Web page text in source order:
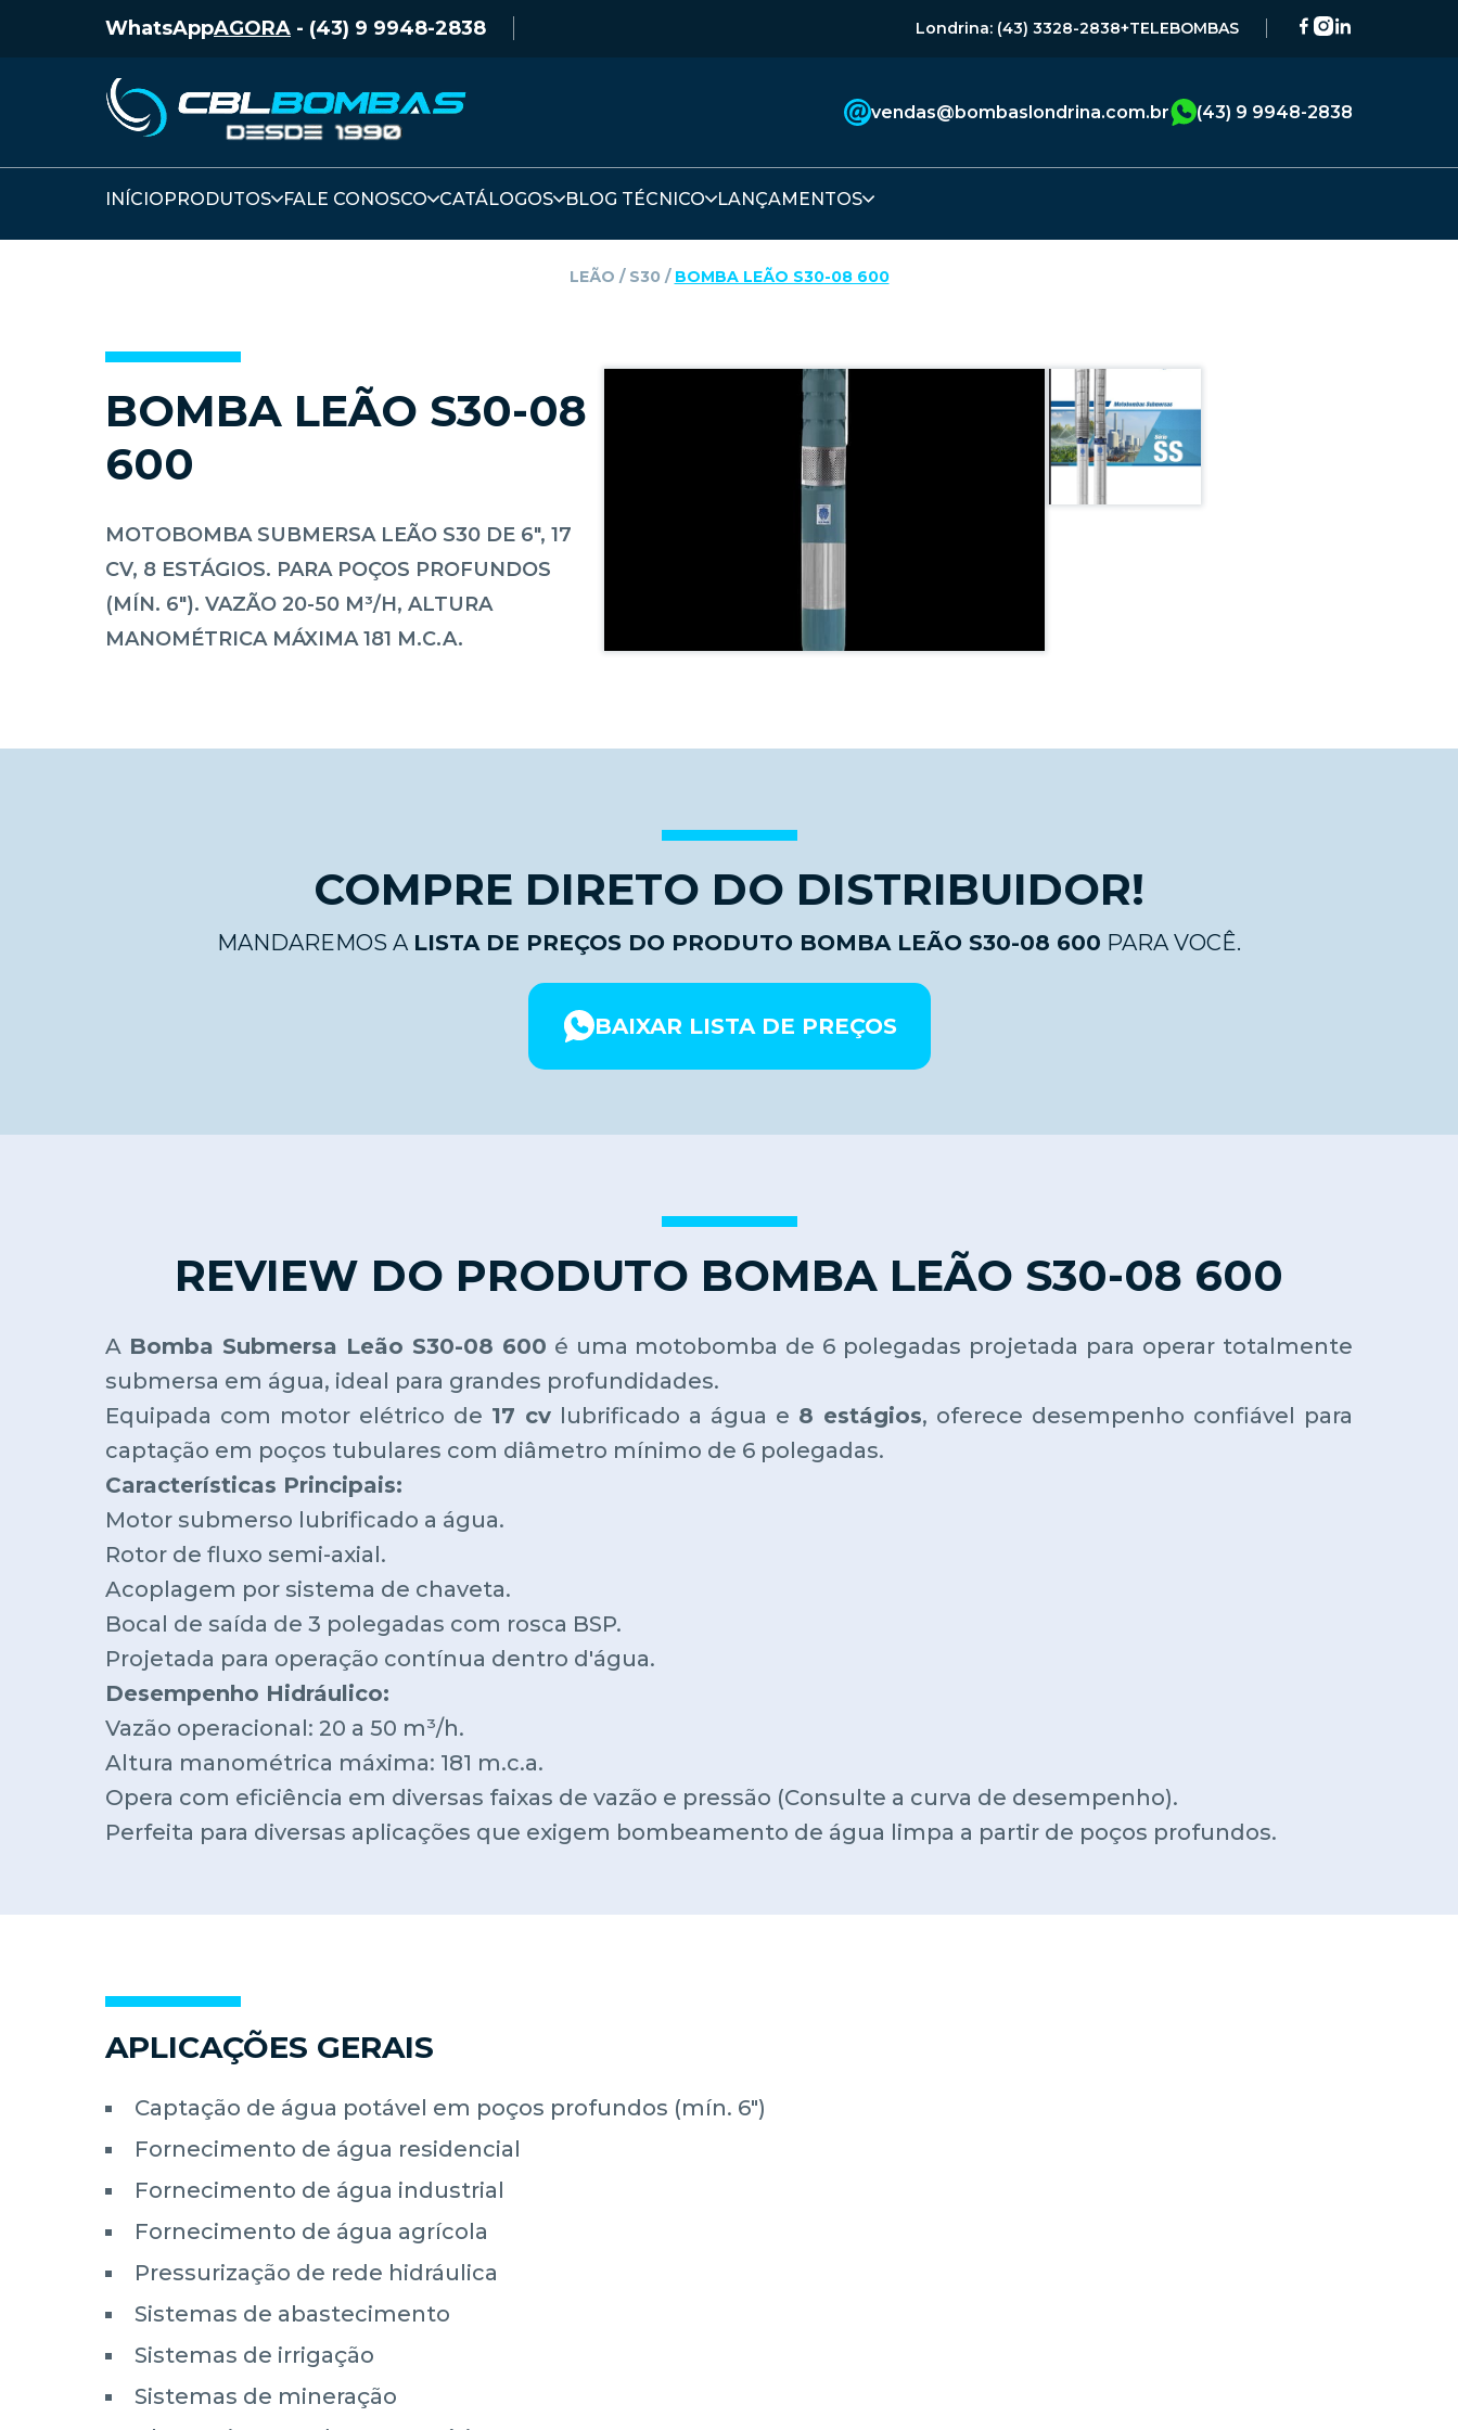
WhatsAppAGORA - (43) 9 9948-2838 Londrina: (43) 3328-2838+TELEBOMBAS
vendas@bombaslondrina.com.br (43) 9 9948-2838
INÍCIOPRODUTOS FALE CONOSCO CATÁLOGOS BLOG TÉCNICO LANÇAMENTOS
LEÃO ‎ / ‎ S30 ‎ / ‎ BOMBA LEÃO S30-08 600
BOMBA LEÃO S30-08
600
MOTOBOMBA SUBMERSA LEÃO S30 DE 6", 17
CV, 8 ESTÁGIOS. PARA POÇOS PROFUNDOS
(MÍN. 6"). VAZÃO 20-50 M³/H, ALTURA
MANOMÉTRICA MÁXIMA 181 M.C.A.
COMPRE DIRETO DO DISTRIBUIDOR!
MANDAREMOS A LISTA DE PREÇOS DO PRODUTO BOMBA LEÃO S30-08 600 PARA VOCÊ.
BAIXAR LISTA DE PREÇOS
REVIEW DO PRODUTO BOMBA LEÃO S30-08 600
A Bomba Submersa Leão S30-08 600 é uma motobomba de 6 polegadas projetada para operar totalmente
submersa em água, ideal para grandes profundidades.
Equipada com motor elétrico de 17 cv lubrificado a água e 8 estágios, oferece desempenho confiável para
captação em poços tubulares com diâmetro mínimo de 6 polegadas.
Características Principais:
Motor submerso lubrificado a água.
Rotor de fluxo semi-axial.
Acoplagem por sistema de chaveta.
Bocal de saída de 3 polegadas com rosca BSP.
Projetada para operação contínua dentro d'água.
Desempenho Hidráulico:
Vazão operacional: 20 a 50 m³/h.
Altura manométrica máxima: 181 m.c.a.
Opera com eficiência em diversas faixas de vazão e pressão (Consulte a curva de desempenho).
Perfeita para diversas aplicações que exigem bombeamento de água limpa a partir de poços profundos.
APLICAÇÕES GERAIS
Captação de água potável em poços profundos (mín. 6")
Fornecimento de água residencial
Fornecimento de água industrial
Fornecimento de água agrícola
Pressurização de rede hidráulica
Sistemas de abastecimento
Sistemas de irrigação
Sistemas de mineração